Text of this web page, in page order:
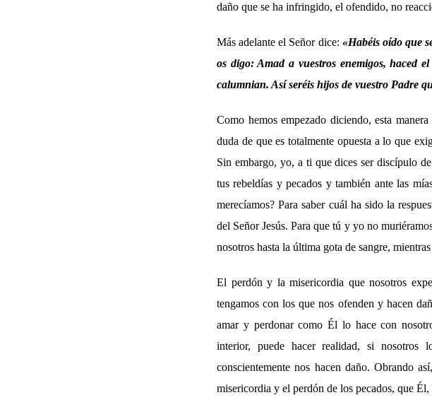
daño que se ha infringido, el ofendido, no
Más adelante el Señor dice: «Habéis oído que
os digo: Amad a vuestros enemigos, haced
calumnian. Así seréis hijos de vuestro Padre
Como hemos empezado diciendo, esta
duda de que es totalmente opuesta a lo que
Sin embargo, yo, a ti que dices ser discípulo
tus rebeldías y pecados y también ante las
merecíamos? Para saber cuál ha sido la
del Señor Jesús. Para que tú y yo no
nosotros hasta la última gota de sangre,
El perdón y la misericordia que nosotros
tengamos con los que nos ofenden y hacen
amar y perdonar como Él lo hace con
interior, puede hacer realidad, si nosotros
conscientemente nos hacen daño. Obrando
misericordia y el perdón de los pecados, que